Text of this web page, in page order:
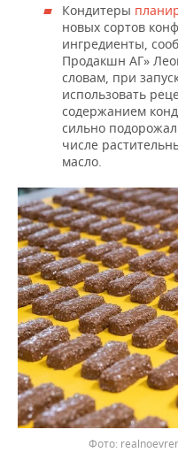
Кондитеры
новых сортов
ингредиенты,
Продакшн АГ»
словам, при
использовать
содержанием
сильно
числе
масло.